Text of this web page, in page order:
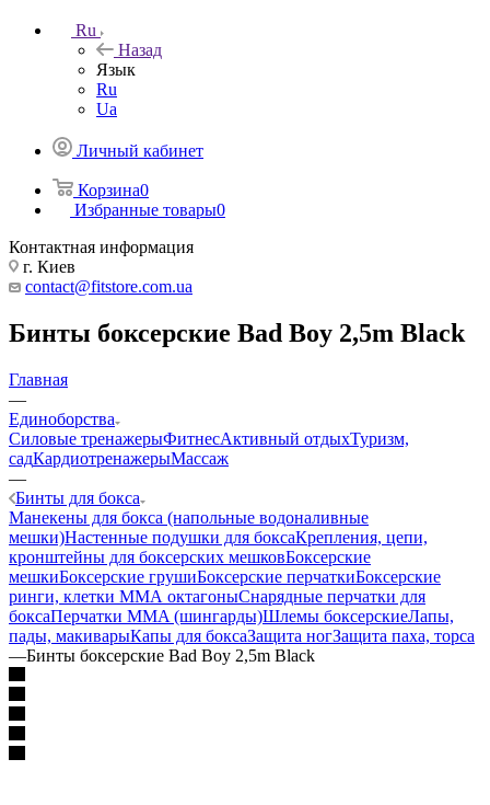
Ru
Назад
Язык
Ru
Ua
Личный кабинет
Корзина0
Избранные товары0
Контактная информация
г. Киев
contact@fitstore.com.ua
Бинты боксерские Bad Boy 2,5m Black
Главная
—
Единоборства
Силовые тренажерыФитнесАктивный отдыхТуризм,
садКардиотренажерыМассаж
—
Бинты для бокса
Манекены для бокса (напольные водоналивные
мешки)Настенные подушки для боксаКрепления, цепи,
кронштейны для боксерских мешковБоксерские
мешкиБоксерские грушиБоксерские перчаткиБоксерские
ринги, клетки ММА октагоныСнарядные перчатки для
боксаПерчатки MMA (шингарды)Шлемы боксерскиеЛапы,
пады, макиварыКапы для боксаЗащита ногЗащита паха, торса
—Бинты боксерские Bad Boy 2,5m Black